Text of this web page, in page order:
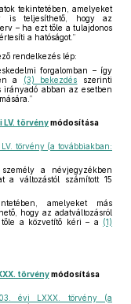
tekintetében, amelyeket
is teljesíthető, hogy az
– ha ezt tőle a tulajdonos
a hatóságot.”
rendelkezés lép:
forgalomban – így
a (3) bekezdés szerinti
irányadó abban az esetben
LV. törvénymódosítása
törvény (a továbbiakban:
a névjegyzékben
a változástól számított 15
amelyeket más
hogy az adatváltozásról
a közvetítő kéri – a (1)
törvénymódosítása
évi LXXX. törvény (a